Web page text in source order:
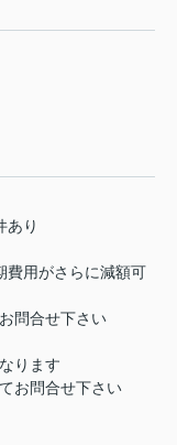
あり
費用がさらに減額可
問合せ下さい
ります
お問合せ下さい